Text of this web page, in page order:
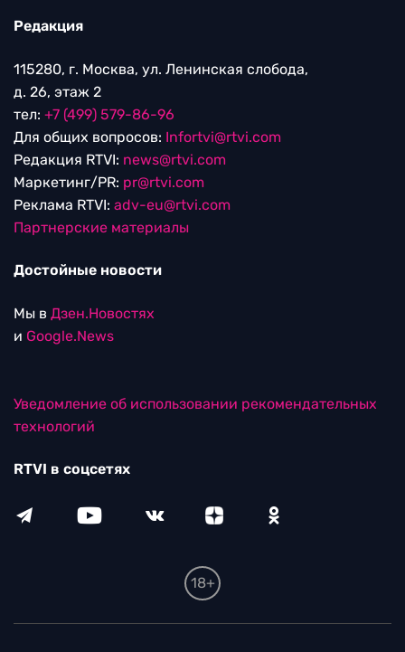
Редакция
115280, г. Москва, ул. Ленинская слобода,
д. 26, этаж 2
тел: +7 (499) 579-86-96
Для общих вопросов: Infortvi@rtvi.com
Редакция RTVI: news@rtvi.com
Маркетинг/PR: pr@rtvi.com
Реклама RTVI: adv-eu@rtvi.com
Партнерские материалы
Достойные новости
Мы в Дзен.Новостях
и Google.News
Уведомление об использовании рекомендательных
технологий
RTVI в соцсетях
18+